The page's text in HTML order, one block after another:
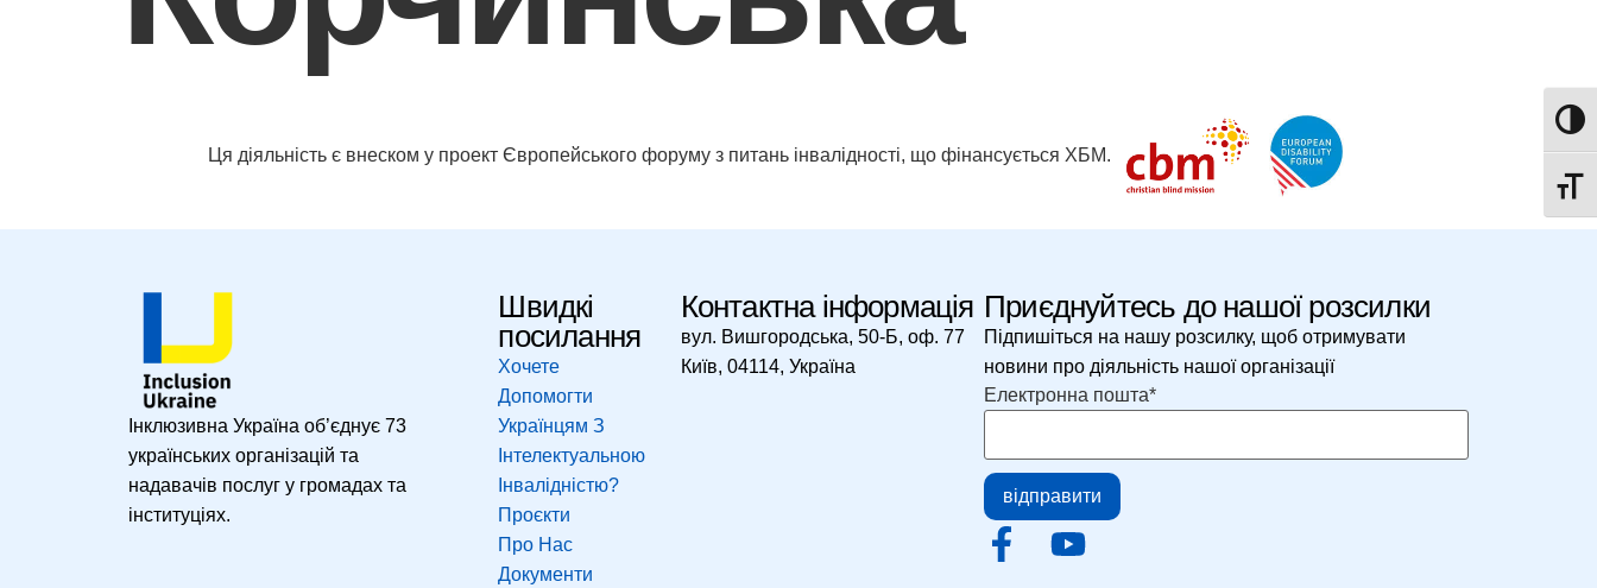
Ця діяльність є внеском у проект Європейського форуму з питань інвалідності, що фінансується ХБМ.
Інклюзивна Україна об’єднує 73
українських організацій та
надавачів послуг у громадах та
інституціях.
Швидкі
посилання
Хочете
Допомогти
Українцям З
Інтелектуальною
Інвалідністю?
Проєкти
Про Нас
Документи
Контактна інформація
вул. Вишгородська, 50-Б, оф. 77
Київ, 04114, Україна
Приєднуйтесь до нашої розсилки
Підпишіться на нашу розсилку, щоб отримувати
новини про діяльність нашої організації
Електронна пошта*
Email
відправити